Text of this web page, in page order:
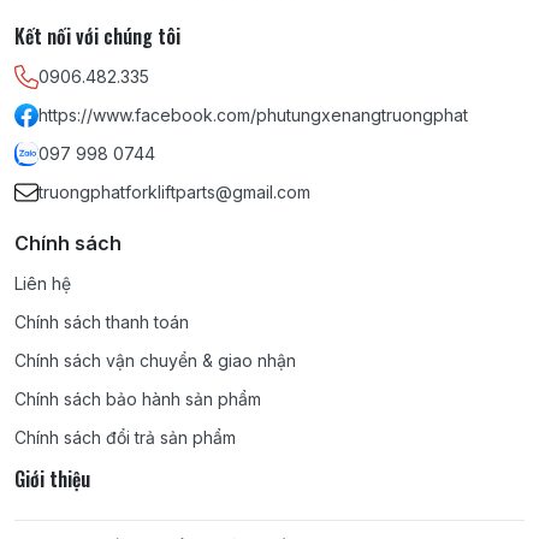
C330;NISSAN: D11, J15, J16, A12, A15, Z24, H20, H21-
II, H15, H25, K15, K21, K25, SD22, SD15, SD25, SD33,
TD27, TD42, BD30, CD17, TB42, TB45,
PD6;YANMAR: 4TNE98, 4TNE94, 4TNE94L,
4TNV94L;DAEWOO: DC24, GC24, D427,
DB33A;HYUNDAI: AG44, AG45, D4BB;YALE: HA, XA,
Kết nối với chúng tôi
0906.482.335
https://www.facebook.com/phutungxenangtruongphat
097 998 0744
truongphatforkliftparts@gmail.com
Chính sách
Liên hệ
Chính sách thanh toán
Chính sách vận chuyển & giao nhận
Chính sách bảo hành sản phẩm
Chính sách đổi trả sản phẩm
Giới thiệu